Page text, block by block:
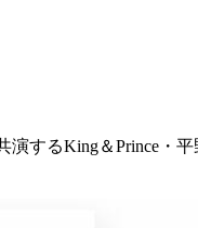
するKing＆Prince・